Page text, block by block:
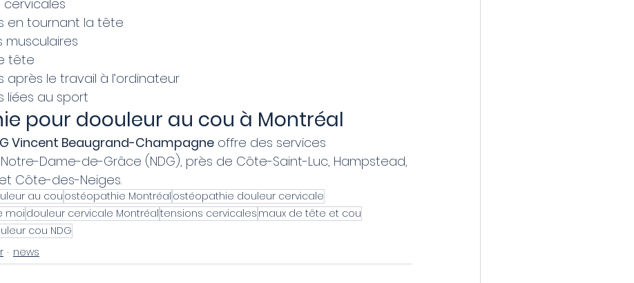
cervicales
en tournant la tête
musculaires
tête
après le travail à l’ordinateur
liées au sport
pour doouleur au cou à Montréal
Vincent Beaugrand-Champagne offre des services
Dame-de-Grâce (NDG), près de Côte-Saint-Luc, Hampstead,
Côte-des-Neiges.
au cou ostéopathie Montréal ostéopathie douleur cervicale
moi douleur cervicale Montréaltensions cervicales maux de tête et cou
cou NDG
news